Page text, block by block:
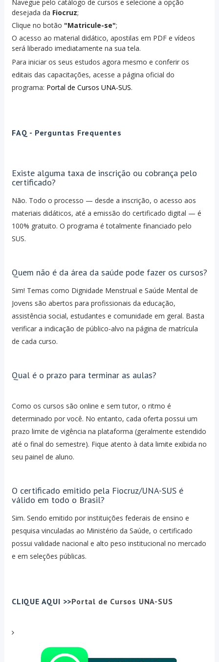
Navegue pelo catálogo de cursos e selecione a opção
desejada da Fiocruz;
Clique no botão "Matricule-se";
O acesso ao material didático, apostilas em PDF e vídeos
será liberado imediatamente na sua tela.
Para iniciar os seus estudos agora mesmo e conferir os
editais das capacitações, acesse a página oficial do
programa: Portal de Cursos UNA-SUS.
FAQ - Perguntas Frequentes
Existe alguma taxa de inscrição ou cobrança pelo
certificado?
Não. Todo o processo — desde a inscrição, o acesso aos
materiais didáticos, até a emissão do certificado digital — é
100% gratuito. O programa é totalmente financiado pelo
SUS.
Quem não é da área da saúde pode fazer os cursos?
Sim! Temas como Dignidade Menstrual e Saúde Mental de
Jovens são abertos para profissionais da educação,
assistência social, estudantes e comunidade em geral. Basta
verificar a indicação de público-alvo na página de matrícula
de cada curso.
Qual é o prazo para terminar as aulas?
Como os cursos são online e sem tutor, o ritmo é
determinado por você. No entanto, cada oferta possui um
prazo limite de vigência na plataforma (geralmente estendido
até o final do semestre). Fique atento à data limite exibida no
seu painel de aluno.
O certificado emitido pela Fiocruz/UNA-SUS é
válido em todo o Brasil?
Sim. Sendo emitido por instituições federais de ensino e
pesquisa vinculadas ao Ministério da Saúde, o certificado
possui validade nacional e alto peso institucional no mercado
e em seleções públicas.
CLIQUE AQUI >>Portal de Cursos UNA-SUS